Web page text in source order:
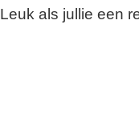
Leuk als jullie een